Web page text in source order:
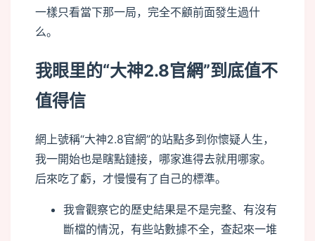
一樣只看當下那一局，完全不顧前面發生過什
么。
我眼里的“大神2.8官網”到底值不
值得信
網上號稱“大神2.8官網”的站點多到你懷疑人生，
我一開始也是瞎點鏈接，哪家進得去就用哪家。
后來吃了虧，才慢慢有了自己的標準。
我會觀察它的歷史結果是不是完整、有沒有
斷檔的情況，有些站數據不全，查起來一堆